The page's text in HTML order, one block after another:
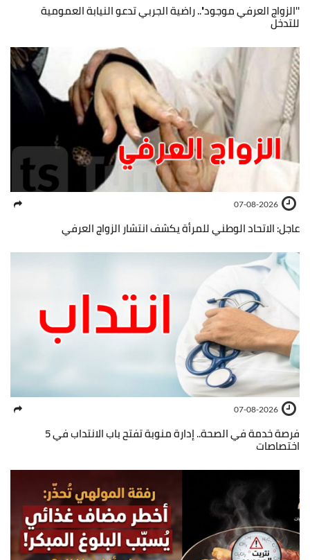
''الزواج العرفي موجود''.. راضية الجربي تدعو النيابة العمومية
للتدخل
07-08-2026
عاجل: الاتحاد الوطني للمرأة يكشف انتشار الزواج العرفي
07-08-2026
فرصة خدمة في الصحة.. إدارة منوبة تفتح باب الانتداب في 5
اختصاصات